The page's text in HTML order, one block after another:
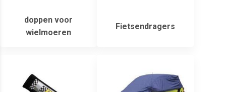
doppen voor
wielmoeren
Fietsendragers